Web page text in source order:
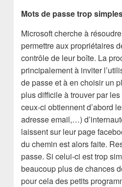
Mots de passe trop
Microsoft cherche à
permettre aux propriétaires
contrôle de leur boîte. La
principalement à inviter
de passe et à en choisir un
plus difficile à trouver par
ceux-ci obtiennent d’abord
adresse email,…)
laissent sur leur page
du chemin est alors faite.
passe. Si celui-ci est trop
beaucoup plus de chances
pour cela des petits